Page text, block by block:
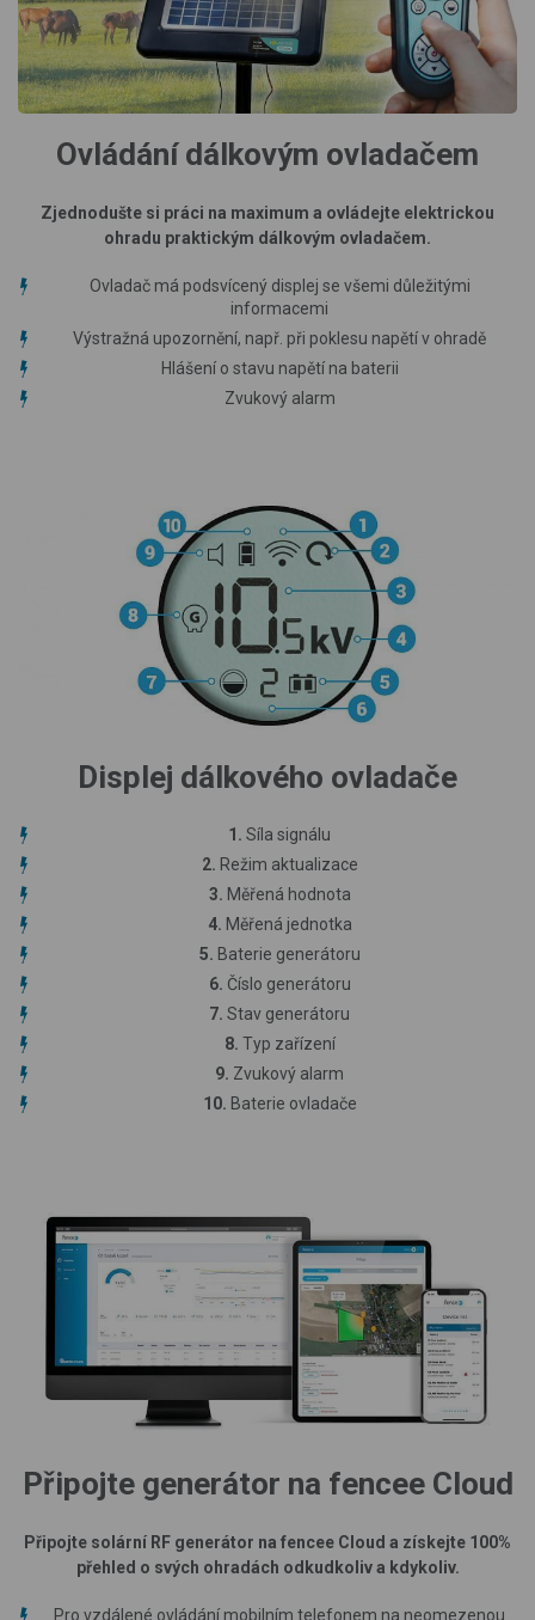
Ovládání dálkovým ovladačem
Zjednodušte si práci na maximum a ovládejte elektrickou
ohradu praktickým dálkovým ovladačem.
Ovladač má podsvícený displej se všemi důležitými
informacemi
Výstražná upozornění, např. při poklesu napětí v ohradě
Hlášení o stavu napětí na baterii
Zvukový alarm
Displej dálkového ovladače
1. Síla signálu
2. Režim aktualizace
3. Měřená hodnota
4. Měřená jednotka
5. Baterie generátoru
6. Číslo generátoru
7. Stav generátoru
8. Typ zařízení
9. Zvukový alarm
10. Baterie ovladače
Připojte generátor na fencee Cloud
Připojte solární RF generátor na fencee Cloud a získejte 100%
přehled o svých ohradách odkudkoliv a kdykoliv.
Pro vzdálené ovládání mobilním telefonem na neomezenou